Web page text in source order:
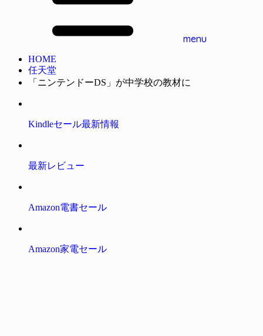
menu
HOME
任天堂
「ニンテンドーDS」が中学校の教材に
Kindleセール最新情報
最新レビュー
Amazon電書セール
Amazon家電セール